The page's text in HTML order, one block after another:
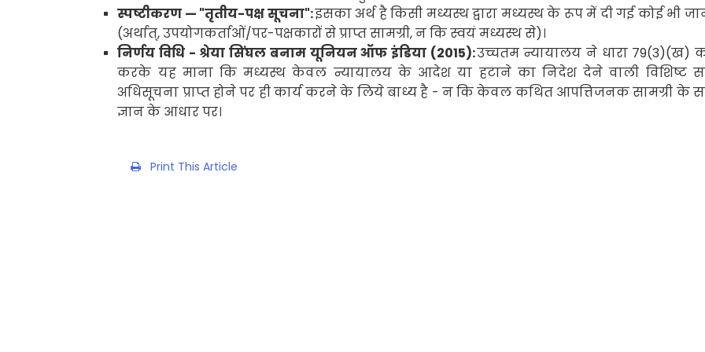
स्पष्टीकरण — "तृतीय-पक्ष सूचना":इसका अर्थ है किसी मध्यस्थ द्वारा मध्यस्थ के रूप में दी गई कोई भी
(अर्थात्,उपयोगकर्ताओं/पर-पक्षकारों सेप्राप्त सामग्री,न कि स्वयं मध्यस्थ से)।
निर्णय विधि - श्रेया सिंघल बनाम यूनियन ऑफ इंडिया (2015):उच्चतम न्यायालय ने धारा 79(3)(ख)
करके यह माना कि मध्यस्थ केवल न्यायालय के आदेश या हटाने का निदेश देने वाली विशिष्ट
अधिसूचना प्राप्त होने पर ही कार्य करने के लिये बाध्य है - न कि केवल कथित आपत्तिजनक सामग्री के
ज्ञान के आधार पर।
Print This Article